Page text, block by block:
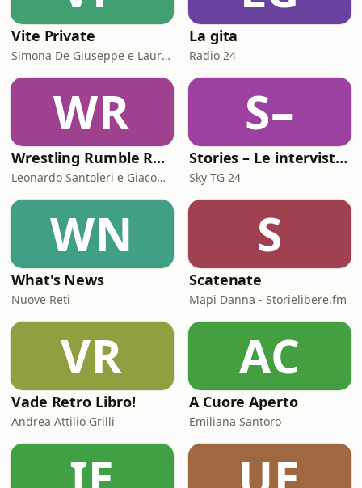
Vite Private
Simona De Giuseppe e Laura Marinaro
La gita
Radio 24
WR
Wrestling Rumble Room Podcast
Leonardo Santoleri e Giacomo Toniaccini
S–
Stories – Le interviste di Omar Schillaci
Sky TG 24
WN
What's News
Nuove Reti
S
Scatenate
Mapi Danna - Storielibere.fm
VR
Vade Retro Libro!
Andrea Attilio Grilli
AC
A Cuore Aperto
Emiliana Santoro